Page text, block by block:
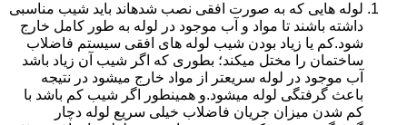
لوله هایی که به صورت افقی نصب شدهاند باید شیب مناسبی
داشته باشند تا مواد و آب موجود در لوله به طور کامل خارج
شود.کم یا زیاد بودن شیب لوله های افقی سیستم فاضلاب
ساختمان را مختل میکند؛ بطوری که اگر شیب آن زیاد باشد
آب موجود در لوله سریعتر از مواد خارج میشود در نتیجه
باعث گرفتگی لوله میشود.و همینطور اگر شیب کم باشد با
کم شدن میزان جریان فاضلاب خیلی سریع لوله دچار